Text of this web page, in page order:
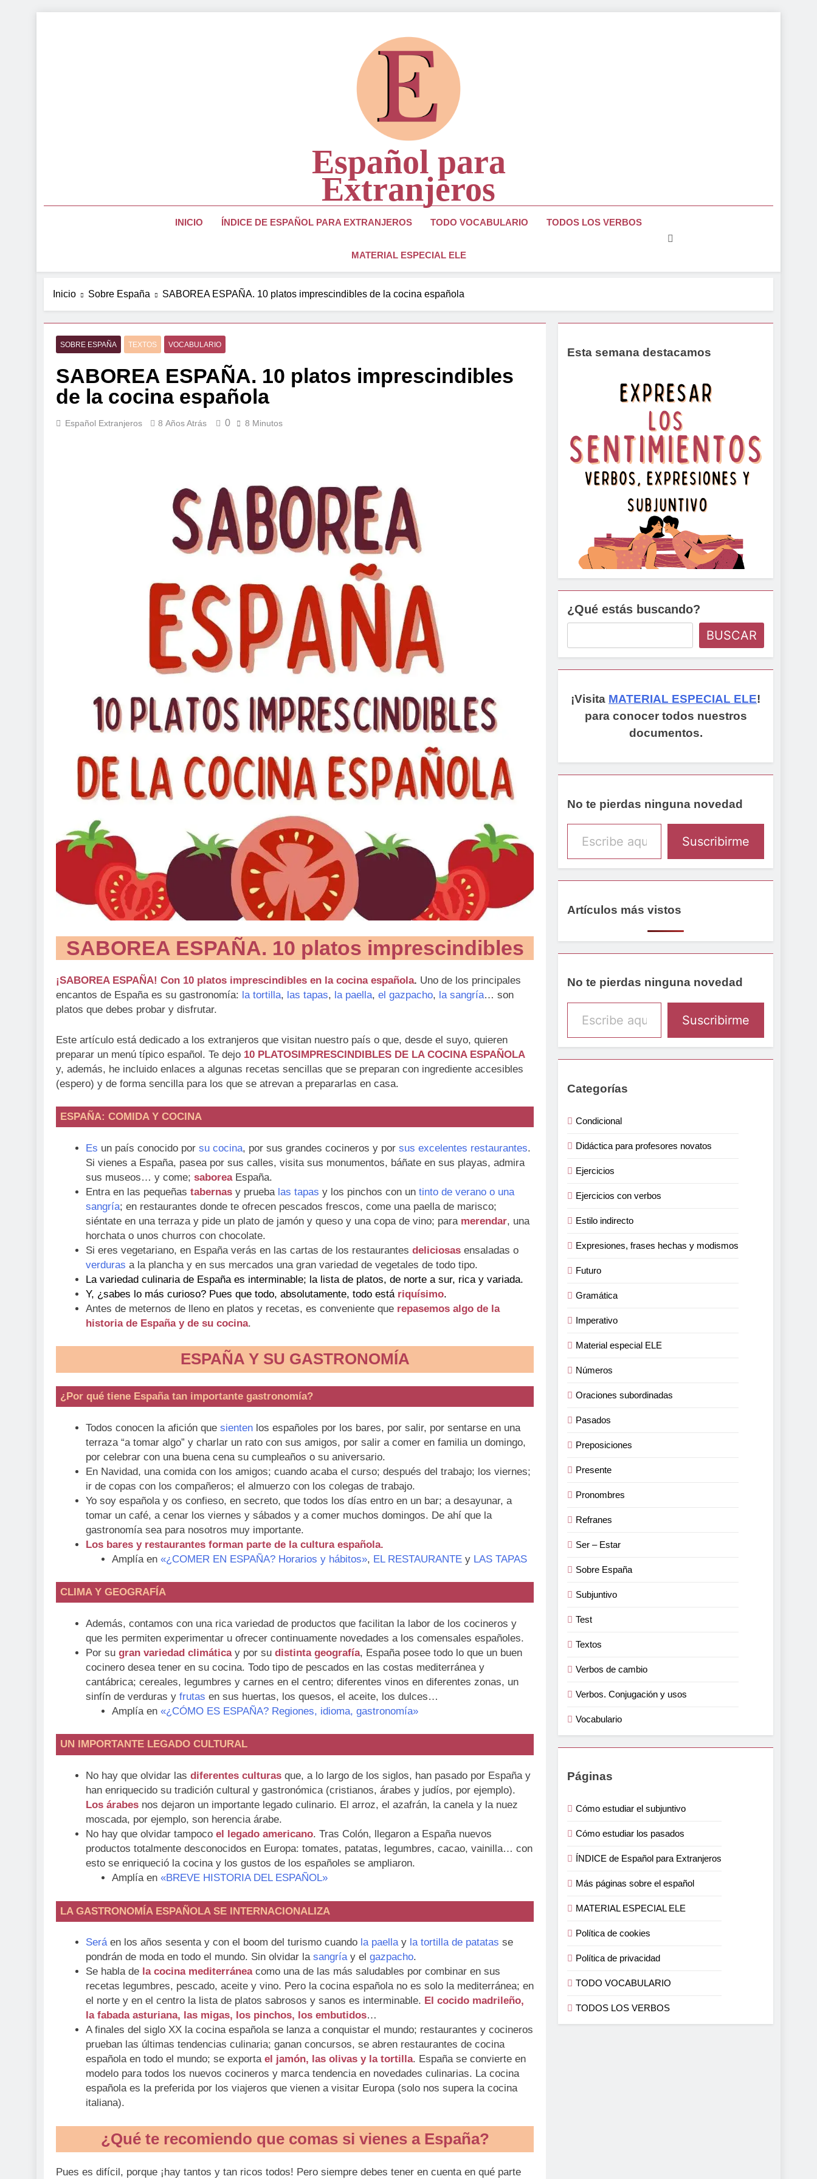
Español para
Extranjeros
Página Para Estudiantes Y Profesores De Lengua Española
INICIO ÍNDICE DE ESPAÑOL PARA EXTRANJEROS TODO VOCABULARIO TODOS LOS VERBOS
MATERIAL ESPECIAL ELE
Inicio Sobre España SABOREA ESPAÑA. 10 platos imprescindibles de la cocina española
SOBRE ESPAÑA TEXTOS VOCABULARIO
SABOREA ESPAÑA. 10 platos imprescindibles
de la cocina española
Español Extranjeros 8 Años Atrás 0 8 Minutos
SABOREA ESPAÑA. 10 platos imprescindibles
¡SABOREA ESPAÑA! Con 10 platos imprescindibles en la cocina española. Uno de los principales
encantos de España es su gastronomía: la tortilla, las tapas, la paella, el gazpacho, la sangría… son
platos que debes probar y disfrutar.
Este artículo está dedicado a los extranjeros que visitan nuestro país o que, desde el suyo, quieren
preparar un menú típico español. Te dejo 10 PLATOSIMPRESCINDIBLES DE LA COCINA ESPAÑOLA
y, además, he incluido enlaces a algunas recetas sencillas que se preparan con ingrediente accesibles
(espero) y de forma sencilla para los que se atrevan a prepararlas en casa.
ESPAÑA: COMIDA Y COCINA
Es un país conocido por su cocina, por sus grandes cocineros y por sus excelentes restaurantes.
Si vienes a España, pasea por sus calles, visita sus monumentos, báñate en sus playas, admira
sus museos… y come; saborea España.
Entra en las pequeñas tabernas y prueba las tapas y los pinchos con un tinto de verano o una
sangría; en restaurantes donde te ofrecen pescados frescos, come una paella de marisco;
siéntate en una terraza y pide un plato de jamón y queso y una copa de vino; para merendar, una
horchata o unos churros con chocolate.
Si eres vegetariano, en España verás en las cartas de los restaurantes deliciosas ensaladas o
verduras a la plancha y en sus mercados una gran variedad de vegetales de todo tipo.
La variedad culinaria de España es interminable; la lista de platos, de norte a sur, rica y variada.
Y, ¿sabes lo más curioso? Pues que todo, absolutamente, todo está riquísimo.
Antes de meternos de lleno en platos y recetas, es conveniente que repasemos algo de la
historia de España y de su cocina.
ESPAÑA Y SU GASTRONOMÍA
¿Por qué tiene España tan importante gastronomía?
Todos conocen la afición que sientenlos españoles por los bares, por salir, por sentarse en una
terraza “a tomar algo” y charlar un rato con sus amigos, por salir a comer en familia un domingo,
por celebrar con una buena cena su cumpleaños o su aniversario.
En Navidad, una comida con los amigos; cuando acaba el curso; después del trabajo; los viernes;
ir de copas con los compañeros; el almuerzo con los colegas de trabajo.
Yo soy española y os confieso, en secreto, que todos los días entro en un bar; a desayunar, a
tomar un café, a cenar los viernes y sábados y a comer muchos domingos. De ahí que la
gastronomía sea para nosotros muy importante.
Los bares y restaurantes forman parte de la cultura española.
Amplía en «¿COMER EN ESPAÑA? Horarios y hábitos», EL RESTAURANTE y LAS TAPAS
CLIMA Y GEOGRAFÍA
Además, contamos con una rica variedad de productos que facilitan la labor de los cocineros y
que les permiten experimentar u ofrecer continuamente novedades a los comensales españoles.
Por su gran variedad climática y por su distinta geografía, España posee todo lo que un buen
cocinero desea tener en su cocina. Todo tipo de pescados en las costas mediterránea y
cantábrica; cereales, legumbres y carnes en el centro; diferentes vinos en diferentes zonas, un
sinfín de verduras y frutas en sus huertas, los quesos, el aceite, los dulces…
Amplía en «¿CÓMO ES ESPAÑA? Regiones, idioma, gastronomía»
UN IMPORTANTE LEGADO CULTURAL
No hay que olvidar las diferentes culturasque, a lo largo de los siglos, han pasado por España y
han enriquecido su tradición cultural y gastronómica (cristianos, árabes y judíos, por ejemplo).
Los árabes nos dejaron un importante legado culinario. El arroz, el azafrán, la canela y la nuez
moscada, por ejemplo, son herencia árabe.
No hay que olvidar tampoco el legado americano. Tras Colón, llegaron a España nuevos
productos totalmente desconocidos en Europa: tomates, patatas, legumbres, cacao, vainilla… con
esto se enriqueció la cocina y los gustos de los españoles se ampliaron.
Amplía en «BREVE HISTORIA DEL ESPAÑOL»
LA GASTRONOMÍA ESPAÑOLA SE INTERNACIONALIZA
Seráen los años sesenta y con el boom del turismo cuando la paellay la tortilla de patatas se
pondrán de moda en todo el mundo. Sin olvidar la sangríay el gazpacho.
Se habla de la cocina mediterráneacomo una de las más saludables por combinar en sus
recetas legumbres, pescado, aceite y vino. Pero la cocina española no es solo la mediterránea; en
el norte y en el centro la lista de platos sabrosos y sanos es interminable. El cocido madrileño,
la fabada asturiana, las migas, los pinchos, los embutidos…
A finales del siglo XX la cocina española se lanza a conquistar el mundo; restaurantes y cocineros
prueban las últimas tendencias culinaria; ganan concursos, se abren restaurantes de cocina
española en todo el mundo; se exporta el jamón, las olivas y la tortilla. España se convierte en
modelo para todos los nuevos cocineros y marca tendencia en novedades culinarias. La cocina
española es la preferida por los viajeros que vienen a visitar Europa (solo nos supera la cocina
italiana).
¿Qué te recomiendo que comas si vienes a España?
Pues es difícil, porque ¡hay tantos y tan ricos todos! Pero siempre debes tener en cuenta en qué parte
Esta semana destacamos
¿Qué estás buscando?
BUSCAR
¡Visita MATERIAL ESPECIAL ELE!
para conocer todos nuestros
documentos.
No te pierdas ninguna novedad
Escribe aquí tu email
Suscribirme
Artículos más vistos
No te pierdas ninguna novedad
Escribe aquí tu email
Suscribirme
Categorías
Condicional
Didáctica para profesores novatos
Ejercicios
Ejercicios con verbos
Estilo indirecto
Expresiones, frases hechas y modismos
Futuro
Gramática
Imperativo
Material especial ELE
Números
Oraciones subordinadas
Pasados
Preposiciones
Presente
Pronombres
Refranes
Ser – Estar
Sobre España
Subjuntivo
Test
Textos
Verbos de cambio
Verbos. Conjugación y usos
Vocabulario
Páginas
Cómo estudiar el subjuntivo
Cómo estudiar los pasados
ÍNDICE de Español para Extranjeros
Más páginas sobre el español
MATERIAL ESPECIAL ELE
Política de cookies
Política de privacidad
TODO VOCABULARIO
TODOS LOS VERBOS